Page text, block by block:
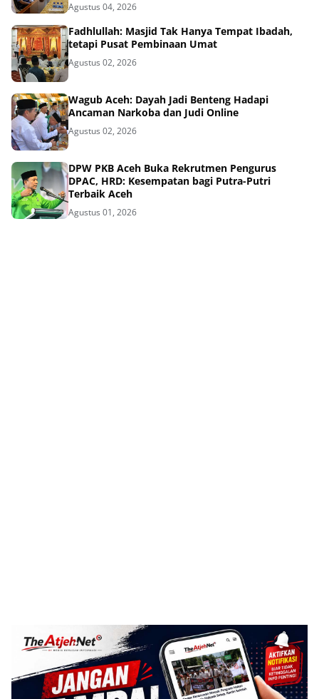
Agustus 04, 2026
Fadhlullah: Masjid Tak Hanya Tempat Ibadah,
tetapi Pusat Pembinaan Umat
Agustus 02, 2026
Wagub Aceh: Dayah Jadi Benteng Hadapi
Ancaman Narkoba dan Judi Online
Agustus 02, 2026
DPW PKB Aceh Buka Rekrutmen Pengurus
DPAC, HRD: Kesempatan bagi Putra-Putri
Terbaik Aceh
Agustus 01, 2026